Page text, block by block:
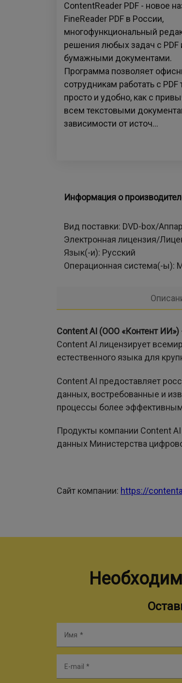
ContentReader PDF - новое
FineReader PDF в России,
многофункциональный
решения любых задач с PDF
бумажными документами.
Программа позволяет
сотрудникам работать с PDF
просто и удобно, как с
всем текстовыми
зависимости от источ...
Информация о
Вид поставки: DVD-box/
Электронная лицензия/
Язык(-и): Русский
Операционная система(-ы):
Content AI (ООО «Контент ИИ»)
Content AI лицензирует
естественного языка для
Content AI предоставляет
данных, востребованные и
процессы более
Продукты компании Content
данных Министерства
Сайт компании: https://
Имя
E-mail